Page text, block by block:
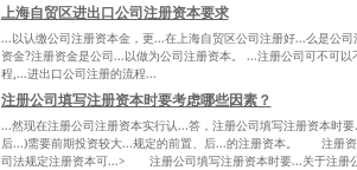
上海自贸区进出口公司注册资本要求
...以认缴公司注册资本金，更...在上海自贸区公司注册好...么是公
资金?注册资金是公司...以做为公司注册资本。 ...注册公司可不可
程,...进出口公司注册的流程...
注册公司填写注册资本时要考虑哪些因素？
...然现在注册公司注册资本实行认...答，注册公司填写注册资本
后...)需要前期投资较大...规定的前置、后...的注册资本。 注
司法规定注册资本可...> 注册公司填写注册资本时要...关于注册